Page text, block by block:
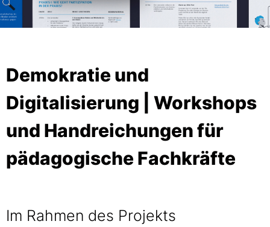
Demokratie und
Digitalisierung | Workshops
und Handreichungen für
pädagogische Fachkräfte
Im Rahmen des Projekts